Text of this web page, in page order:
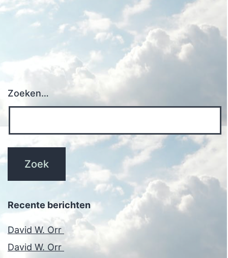
Zoeken…
Recente berichten
David W. Orr
David W. Orr